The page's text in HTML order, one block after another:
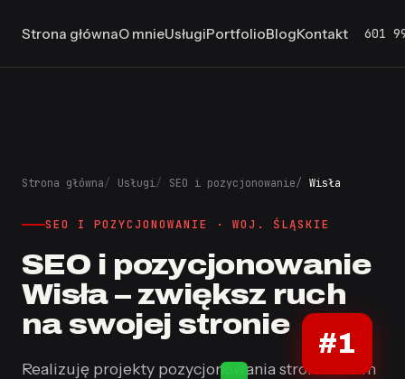
Strona głównaO mnieUsługiPortfolioBlogKontakt 601
#1
Strona główna Usługi SEO i pozycjonowanie Wisła
SEO I POZYCJONOWANIE · WOJ. ŚLĄSKIE
SEO i pozycjonowanie
Wisła – zwiększ ruch
na swojej stronie
Realizuję projekty pozycjonowania stron dla firm